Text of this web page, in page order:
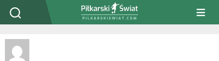
PiłkarskiSwiat.com